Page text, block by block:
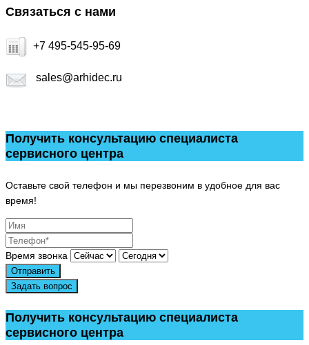
Связаться с нами
+7 495-545-95-69
sales@arhidec.ru
Получить консультацию специалиста
сервисного центра
Оставьте свой телефон и мы перезвоним в удобное для вас
время!
Время звонка
Отправить
Задать вопрос
Получить консультацию специалиста
сервисного центра